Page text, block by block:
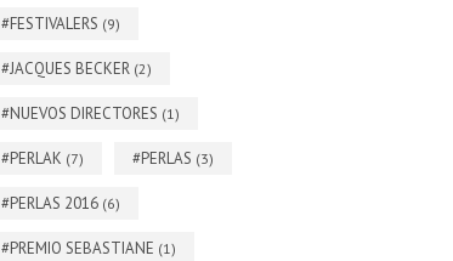
#FESTIVALERS (9)
#JACQUES BECKER (2)
#NUEVOS DIRECTORES (1)
#PERLAK (7) #PERLAS (3)
#PERLAS 2016 (6)
#PREMIO SEBASTIANE (1)